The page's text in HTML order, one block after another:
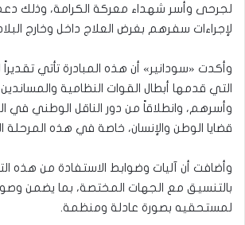
لجرحى وأسر شهداء معركة الكرامة، وذلك
لإجراءات سفرهم بغرض العلاج داخل وخارج
وأكدت «سودانير» أن هذه المبادرة تأتي
التي قدمها أبطال القوات النظامية
وأسرهم، وانطلاقاً من دور الناقل الوطني في
قضايا الوطن والإنسان، خاصة في هذه المرحلة
وأضافت أن آليات وضوابط الاستفادة من هذه
بالتنسيق مع الجهات المختصة، بما يضمن
لمستحقيه بصورة عادلة ومنظمة.